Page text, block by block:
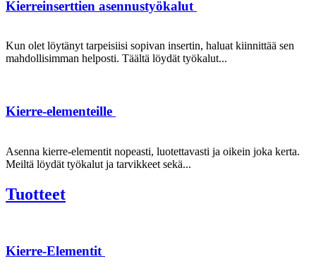
Kierreinserttien asennustyökalut
Kun olet löytänyt tarpeisiisi sopivan insertin, haluat kiinnittää sen
mahdollisimman helposti. Täältä löydät työkalut...
Kierre-elementeille
Asenna kierre-elementit nopeasti, luotettavasti ja oikein joka kerta.
Meiltä löydät työkalut ja tarvikkeet sekä...
Tuotteet
Kierre-Elementit